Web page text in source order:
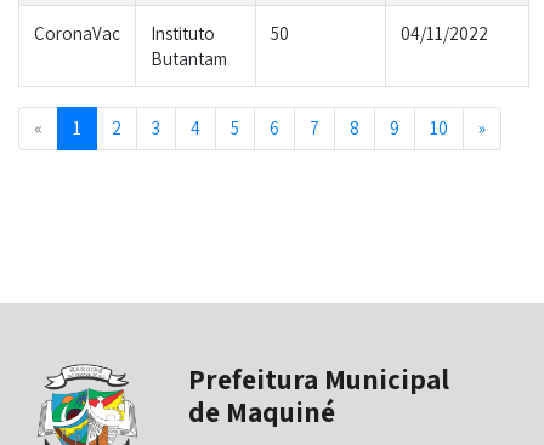
CoronaVac
Instituto
Butantam
50 04/11/2022
« Previous
1 2 3 4 5 6 7 8 9 10 »Next
Prefeitura Municipal
de Maquiné